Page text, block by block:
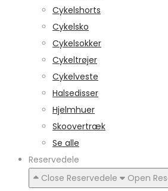
Cykelshorts
Cykelsko
Cykelsokker
Cykeltrøjer
Cykelveste
Halsedisser
Hjelmhuer
Skoovertræk
Se alle
Reservedele
Close Reservedele
Open